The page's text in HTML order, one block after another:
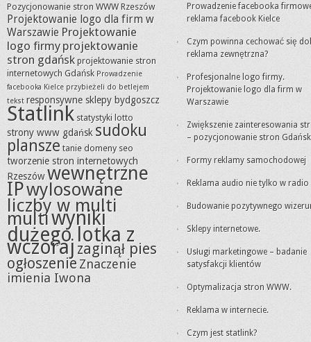
Pozycjonowanie stron WWW Rzeszów
Projektowanie logo dla firm w
Warszawie Projektowanie
logo firmy projektowanie
stron gdańsk projektowanie stron
internetowych Gdańsk Prowadzenie
facebooka Kielce przybieżeli do betlejem
tekst responsywne sklepy bydgoszcz
Statlink statystyki lotto
strony www gdańsk sudoku
plansze tanie domeny seo
tworzenie stron internetowych
Rzeszówwewnętrzne
IPwylosowane
liczby w multi
multiwyniki
dużego lotka z
wczoraj zaginął pies
ogłoszenieZnaczenie
imienia Iwona
Prowadzenie facebooka
reklama facebook Kielce
Czym powinna cechować się
reklama zewnętrzna?
Profesjonalne logo firmy.
Projektowanie logo dla firm w
Warszawie
Zwiększenie zainteresowania
– pozycjonowanie stron Gdańsk
Formy reklamy samochodowej
Reklama audio nie tylko w radio
Budowanie pozytywnego
Sklepy internetowe.
Usługi marketingowe – badanie
satysfakcji klientów
Optymalizacja stron WWW.
Reklama w internecie.
Czym jest statlink?